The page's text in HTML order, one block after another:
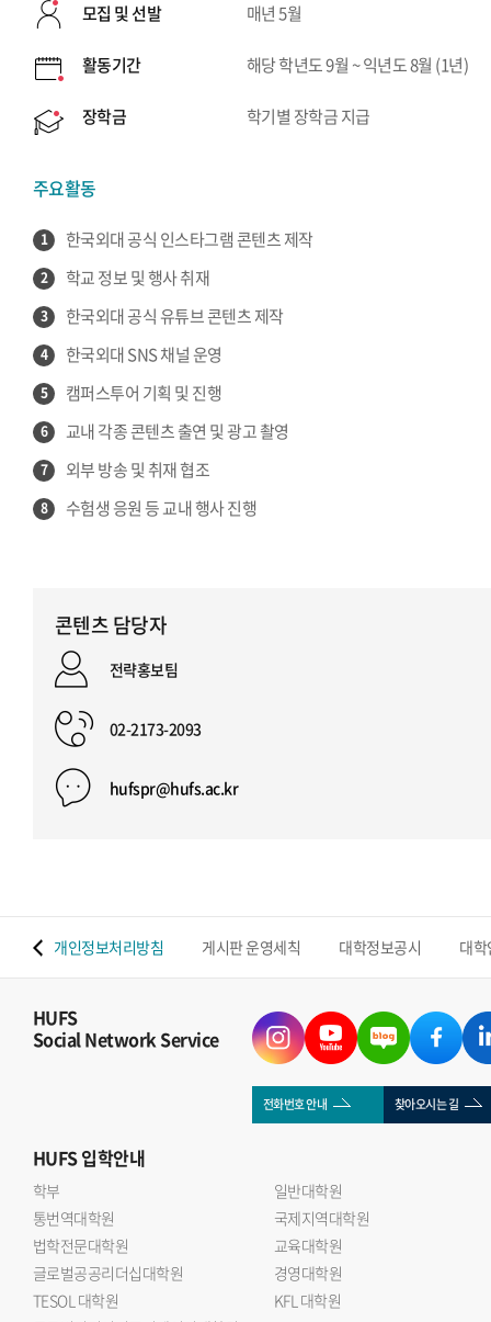
모집 및 선발 매년 5월
활동기간 해당 학년도 9월 ~ 익년도 8월 (1년)
장학금 학기별 장학금 지급
주요활동
1 한국외대 공식 인스타그램 콘텐츠 제작
2 학교 정보 및 행사 취재
3 한국외대 공식 유튜브 콘텐츠 제작
4 한국외대 SNS 채널 운영
5 캠퍼스투어 기획 및 진행
6 교내 각종 콘텐츠 출연 및 광고 촬영
7 외부 방송 및 취재 협조
8 수험생 응원 등 교내 행사 진행
콘텐츠 담당자
전략홍보팀
02-2173-2093
hufspr@hufs.ac.kr
개인정보처리방침 게시판 운영세칙 대학정보공시 대
HUFS
Social Network Service
전화번호 안내 찾아오시는 길
HUFS입학안내
학부
일반대학원
통번역대학원
국제지역대학원
법학전문대학원
교육대학원
글로벌공공리더십대학원
경영대학원
TESOL 대학원
KFL 대학원